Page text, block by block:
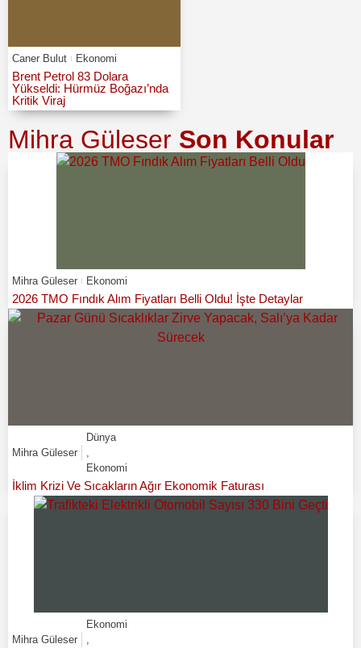
Caner Bulut Ekonomi
Brent Petrol 83 Dolara
Yükseldi: Hürmüz Boğazı’nda
Kritik Viraj
Mihra Güleser Son Konular
Mihra Güleser Ekonomi
2026 TMO Fındık Alım Fiyatları Belli Oldu! İşte Detaylar
Mihra Güleser
Dünya
,
Ekonomi
İklim Krizi Ve Sıcakların Ağır Ekonomik Faturası
Mihra Güleser
Ekonomi
,